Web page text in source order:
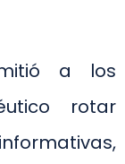
a los
rotar